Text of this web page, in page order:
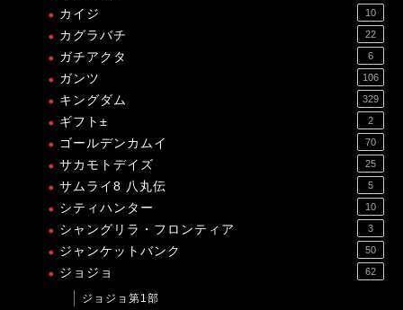
カイジ 10
カグラバチ 22
ガチアクタ 6
ガンツ 106
キングダム 329
ギフト± 2
ゴールデンカムイ 70
サカモトデイズ 25
サムライ8 八丸伝 5
シティハンター 10
シャングリラ・フロンティア 3
ジャンケットバンク 50
ジョジョ 62
ジョジョ第1部